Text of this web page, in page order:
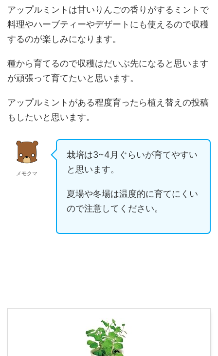
アップルミントは甘いりんごの香りがするミントで
料理やハーブティーやデザートにも使えるので収穫
するのが楽しみになります。
種から育てるので収穫はだいぶ先になると思います
が頑張って育てたいと思います。
アップルミントがある程度育ったら植え替えの投稿
もしたいと思います。
メモクマ
栽培は3~4月ぐらいが育てやすい
と思います。
夏場や冬場は温度的に育てにくい
ので注意してください。